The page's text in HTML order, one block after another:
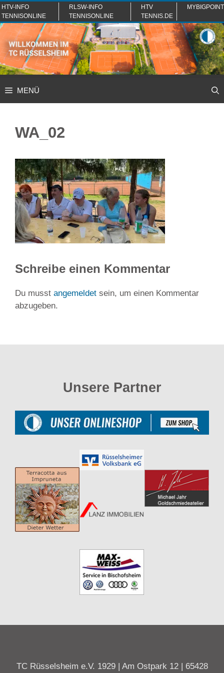
Zum
Inhalt
springen
HTV-INFO
TENNISONLINE
RLSW-INFO
TENNISONLINE
HTV
TENNIS.DE
MYBIGPOINT
MENÜ
WA_02
Schreibe einen Kommentar
Du musst angemeldet sein, um einen Kommentar
abzugeben.
Unsere Partner
TC Rüsselsheim e.V. 1929 | Am Ostpark 12 | 65428